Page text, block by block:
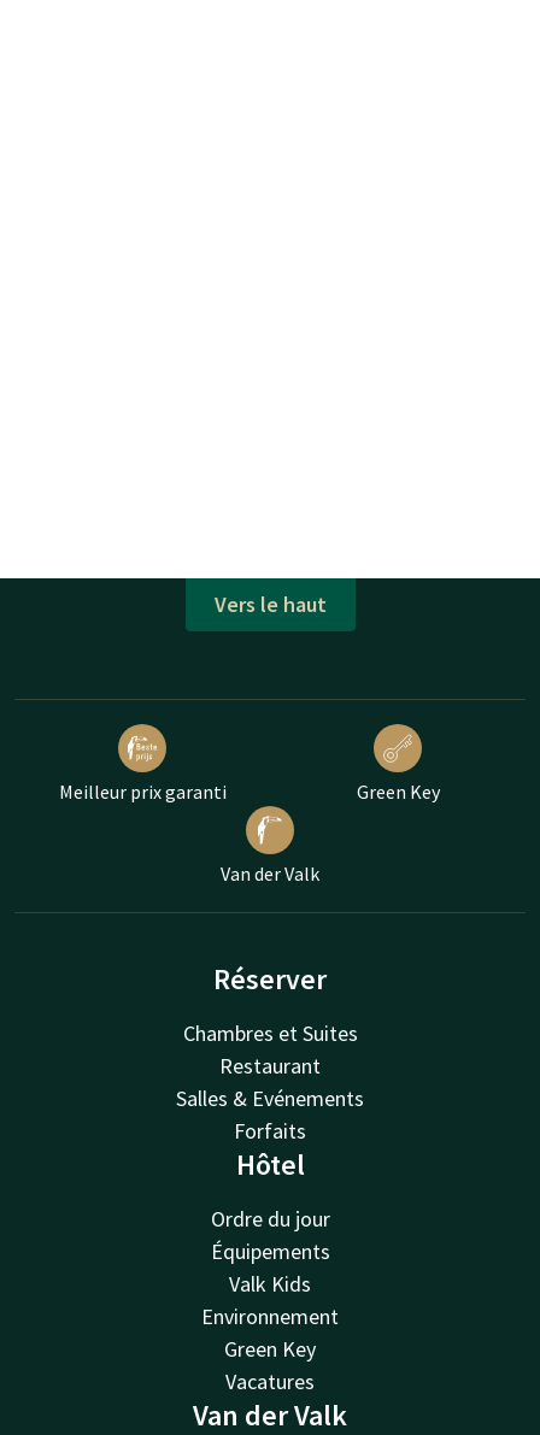
Vers le haut
Meilleur prix garanti Green Key
Van der Valk
Réserver
Chambres et Suites
Restaurant
Salles & Evénements
Forfaits
Hôtel
Ordre du jour
Équipements
Valk Kids
Environnement
Green Key
Vacatures
Van der Valk